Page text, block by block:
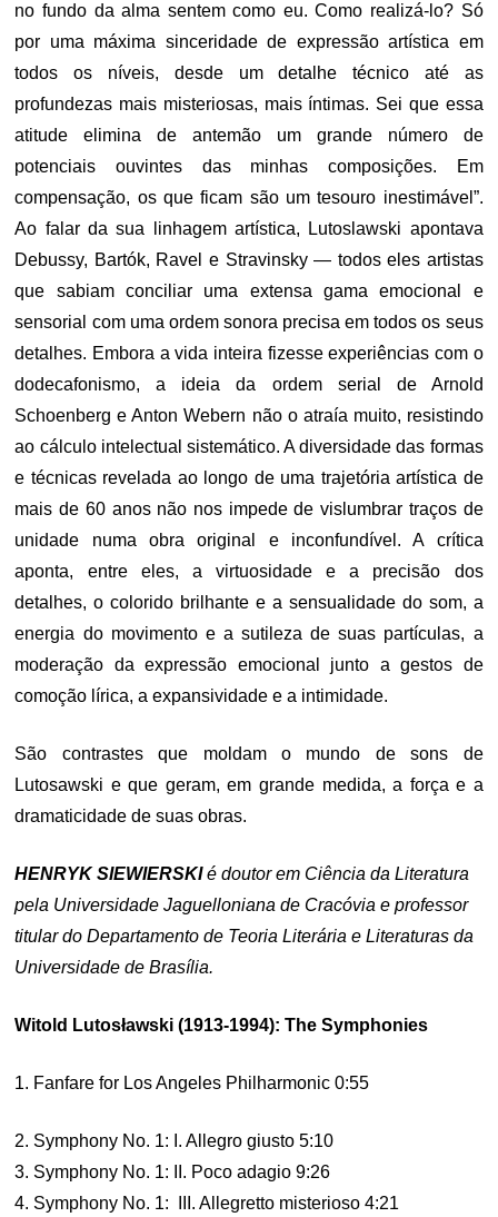
no fundo da alma sentem como eu. Como realizá-lo? Só
por uma máxima sinceridade de expressão artística em
todos os níveis, desde um detalhe técnico até as
profundezas mais misteriosas, mais íntimas. Sei que essa
atitude elimina de antemão um grande número de
potenciais ouvintes das minhas composições. Em
compensação, os que ficam são um tesouro inestimável”.
Ao falar da sua linhagem artística, Lutoslawski apontava
Debussy, Bartók, Ravel e Stravinsky — todos eles artistas
que sabiam conciliar uma extensa gama emocional e
sensorial com uma ordem sonora precisa em todos os seus
detalhes. Embora a vida inteira fizesse experiências com o
dodecafonismo, a ideia da ordem serial de Arnold
Schoenberg e Anton Webern não o atraía muito, resistindo
ao cálculo intelectual sistemático. A diversidade das formas
e técnicas revelada ao longo de uma trajetória artística de
mais de 60 anos não nos impede de vislumbrar traços de
unidade numa obra original e inconfundível. A crítica
aponta, entre eles, a virtuosidade e a precisão dos
detalhes, o colorido brilhante e a sensualidade do som, a
energia do movimento e a sutileza de suas partículas, a
moderação da expressão emocional junto a gestos de
comoção lírica, a expansividade e a intimidade.
São contrastes que moldam o mundo de sons de
Lutosawski e que geram, em grande medida, a força e a
dramaticidade de suas obras.
HENRYK SIEWIERSKIé doutor em Ciência da Literatura
pela Universidade Jaguelloniana de Cracóvia e professor
titular do Departamento de Teoria Literária e Literaturas da
Universidade de Brasília.
Witold Lutosławski (1913-1994): The Symphonies
1. Fanfare for Los Angeles Philharmonic 0:55
2. Symphony No. 1: I. Allegro giusto 5:10
3. Symphony No. 1: II. Poco adagio 9:26
4. Symphony No. 1: III. Allegretto misterioso 4:21